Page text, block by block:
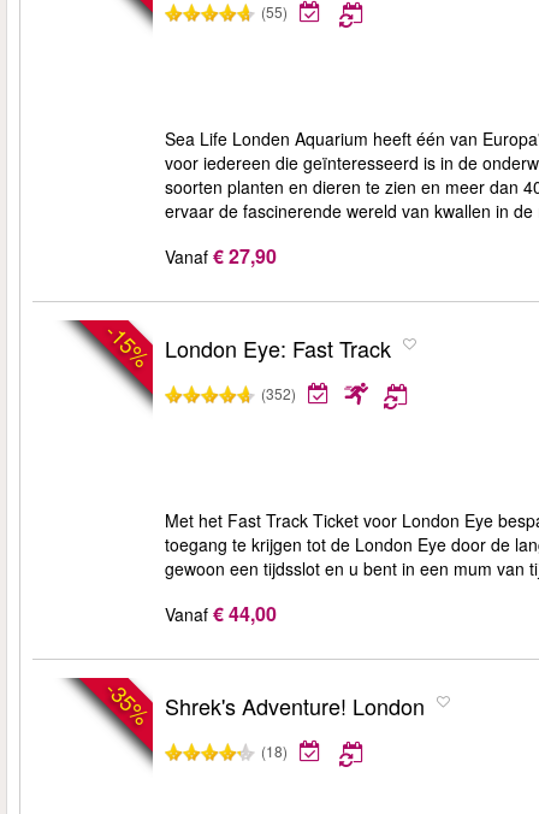
(55)
Sea Life Londen Aquarium heeft één van
voor iedereen die geïnteresseerd is in de
soorten planten en dieren te zien en meer dan
ervaar de fascinerende wereld van kwallen in
Vanaf € 27,90
-15% London Eye: Fast Track
(352)
Met het Fast Track Ticket voor London Eye
toegang te krijgen tot de London Eye door de
gewoon een tijdsslot en u bent in een mum van
Vanaf € 44,00
-35% Shrek's Adventure! London
(18)